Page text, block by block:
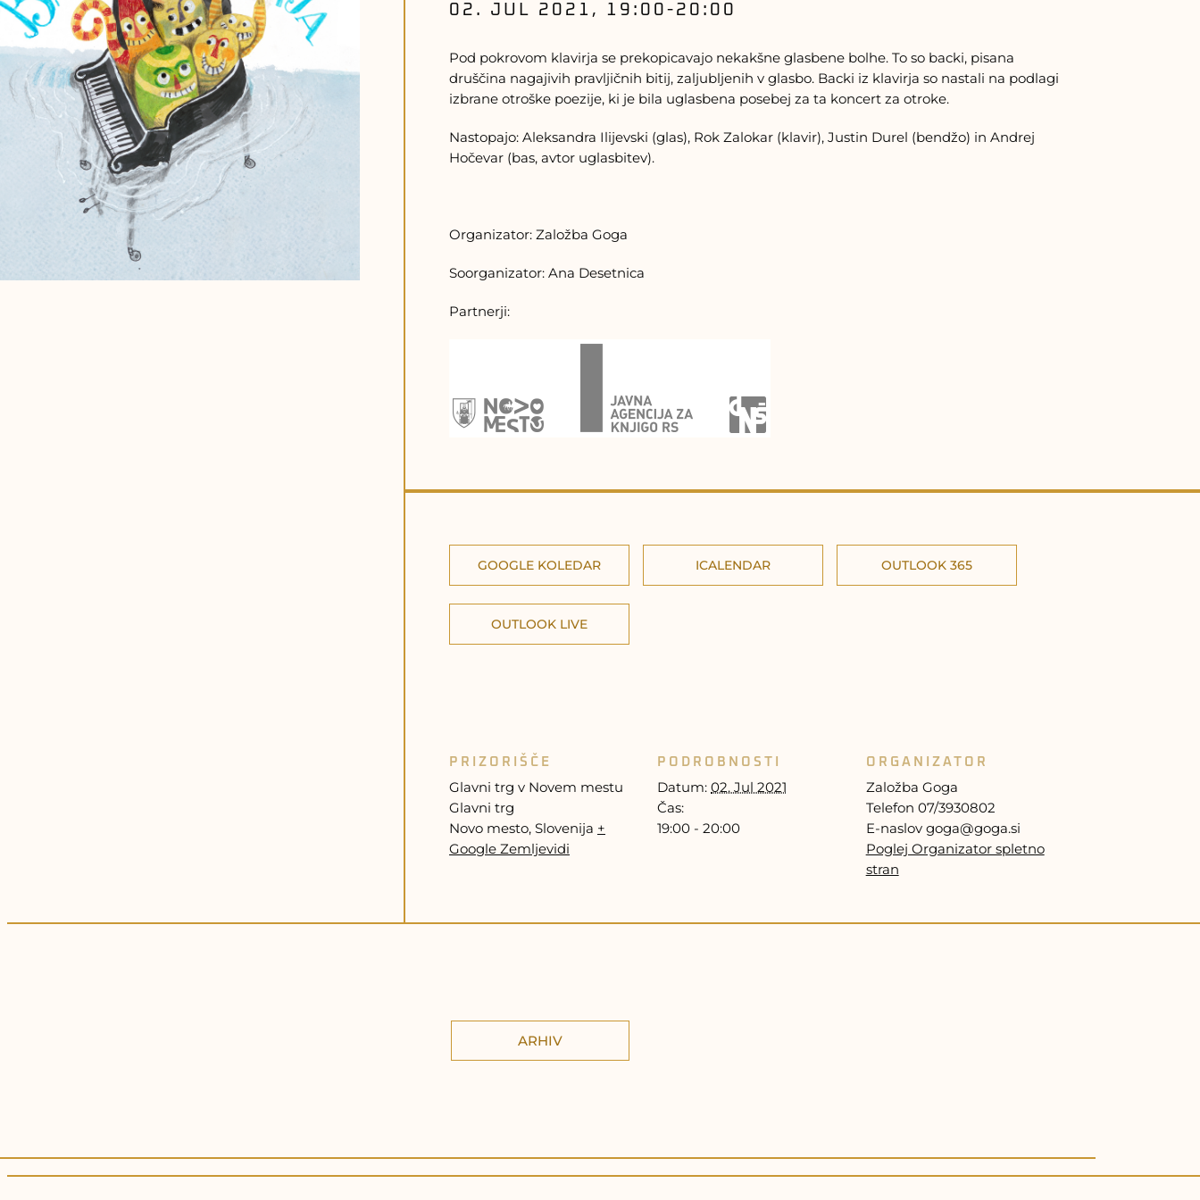
02. JUL 2021, 19:00 - 20:00
Pod pokrovom klavirja se prekopicavajo nekakšne glasbene bolhe. To so backi, pisana
druščina nagajivih pravljičnih bitij, zaljubljenih v glasbo. Backi iz klavirja so nastali na podlagi
izbrane otroške poezije, ki je bila uglasbena posebej za ta koncert za otroke.
Nastopajo: Aleksandra Ilijevski (glas), Rok Zalokar (klavir), Justin Durel (bendžo) in Andrej
Hočevar (bas, avtor uglasbitev).
Organizator: Založba Goga
Soorganizator: Ana Desetnica
Partnerji:
PODROBNOSTI
Datum: 02. Jul 2021
Čas:
19:00 - 20:00
PRIZORIŠČE
Glavni trg v Novem mestu
Glavni trg
Novo mesto, Slovenija +
Google Zemljevidi
ORGANIZATOR
Založba Goga
Telefon 07/3930802
E-naslov goga@goga.si
Poglej Organizator spletno
stran
GOOGLE KOLEDAR ICALENDAR OUTLOOK 365
OUTLOOK LIVE
ARHIV